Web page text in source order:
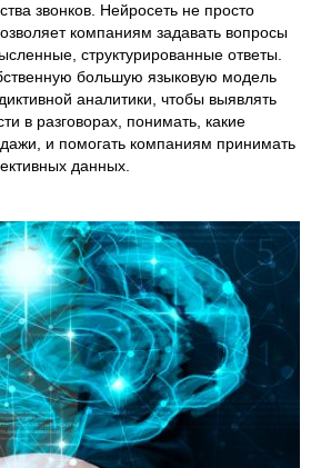
звонков. Нейросеть не просто
компаниям задавать вопросы
структурированные ответы.
большую языковую модель
аналитики, чтобы выявлять
в разговорах, понимать, какие
и помогать компаниям принимать
данных.